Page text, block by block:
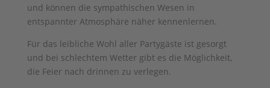
und können die sympathischen Wesen in
entspannter Atmosphäre näher kennenlernen.
Für das leibliche Wohl aller Partygäste ist gesorgt
und bei schlechtem Wetter gibt es die Möglichkeit,
die Feier nach drinnen zu verlegen.